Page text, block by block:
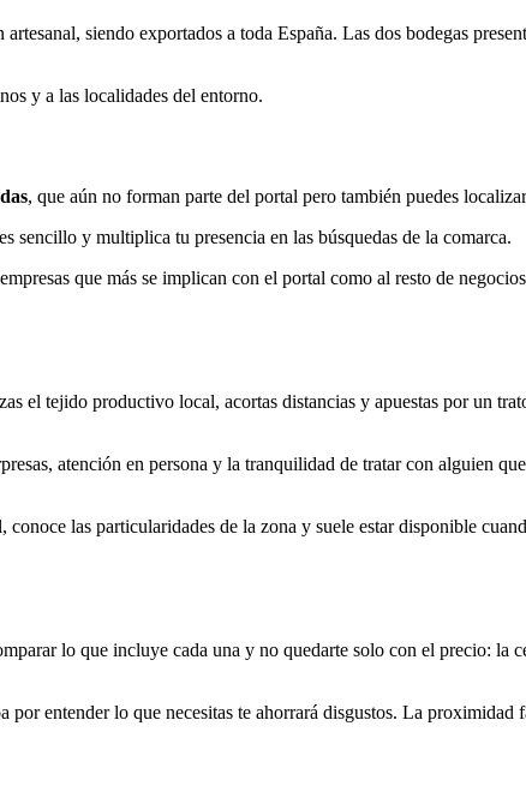
siendo exportados a toda España. Las dos bodegas
y a las localidades del entorno.
, que aún no forman parte del portal pero también puedes
sencillo y multiplica tu presencia en las búsquedas de la comarca.
que más se implican con el portal como al resto de
el tejido productivo local, acortas distancias y apuestas por un
atención en persona y la tranquilidad de tratar con alguien
las particularidades de la zona y suele estar disponible
lo que incluye cada una y no quedarte solo con el precio: la
entender lo que necesitas te ahorrará disgustos. La proximidad